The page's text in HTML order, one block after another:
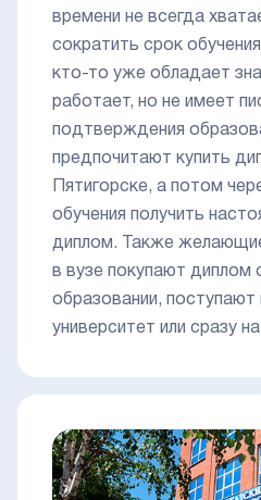
времени не всегда
сократить срок
кто-то уже обладает
работает, но не имеет
подтверждения
предпочитают купить
Пятигорске, а потом
обучения получить
диплом. Также
в вузе покупают
образовании, поступают
университет или сразу